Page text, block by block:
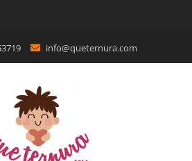
info@queternura.com